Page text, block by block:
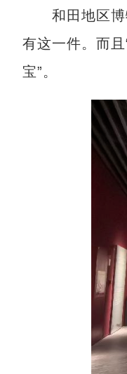
和田地区博物
有这一件。而
宝”。